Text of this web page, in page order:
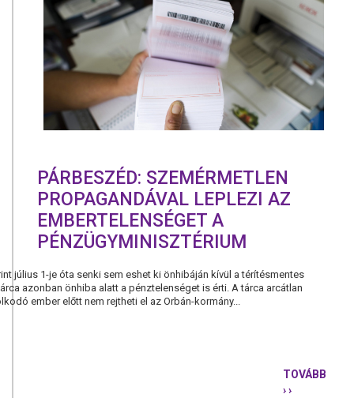
AZ
INGYENES
VALÓ
PÁRBESZÉD: SZEMÉRMETLEN
PROPAGANDÁVAL LEPLEZI AZ
EMBERTELENSÉGET A
PÉNZÜGYMINISZTÉRIUM
július 1-je óta senki sem eshet ki önhibáján kívül a térítésmentes
azonban önhiba alatt a pénztelenséget is érti. A tárca arcátlan
ember előtt nem rejtheti el az Orbán-kormány...
TOVÁBB
› ›